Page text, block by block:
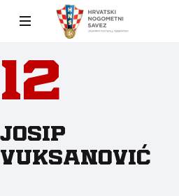
12
Josip
Vuksanović